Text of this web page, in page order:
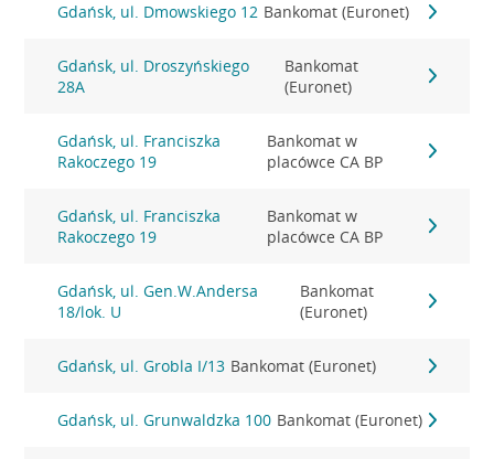
Gdańsk, ul. Dmowskiego 12 Bankomat (Euronet)
Gdańsk, ul. Droszyńskiego
28A
Bankomat
(Euronet)
Gdańsk, ul. Franciszka
Rakoczego 19
Bankomat w
placówce CA BP
Gdańsk, ul. Franciszka
Rakoczego 19
Bankomat w
placówce CA BP
Gdańsk, ul. Gen.W.Andersa
18/lok. U
Bankomat
(Euronet)
Gdańsk, ul. Grobla I/13 Bankomat (Euronet)
Gdańsk, ul. Grunwaldzka 100 Bankomat (Euronet)